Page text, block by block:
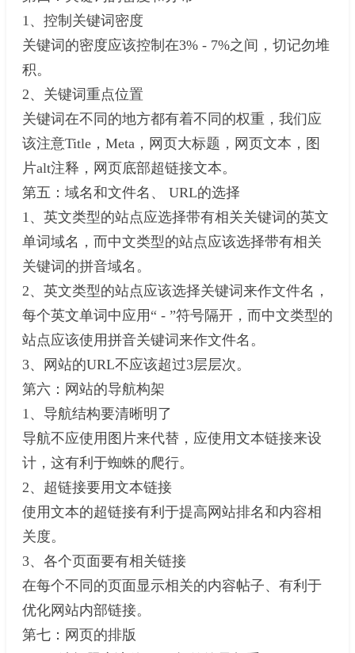
1、控制关键词密度
关键词的密度应该控制在3% - 7%之间，切记勿堆
积。
2、关键词重点位置
关键词在不同的地方都有着不同的权重，我们应
该注意Title，Meta，网页大标题，网页文本，图
片alt注释，网页底部超链接文本。
第五：域名和文件名、 URL的选择
1、英文类型的站点应选择带有相关关键词的英文
单词域名，而中文类型的站点应该选择带有相关
关键词的拼音域名。
2、英文类型的站点应该选择关键词来作文件名，
每个英文单词中应用“ - ”符号隔开，而中文类型的
站点应该使用拼音关键词来作文件名。
3、网站的URL不应该超过3层层次。
第六：网站的导航构架
1、导航结构要清晰明了
导航不应使用图片来代替，应使用文本链接来设
计，这有利于蜘蛛的爬行。
2、超链接要用文本链接
使用文本的超链接有利于提高网站排名和内容相
关度。
3、各个页面要有相关链接
在每个不同的页面显示相关的内容帖子、有利于
优化网站内部链接。
第七：网页的排版